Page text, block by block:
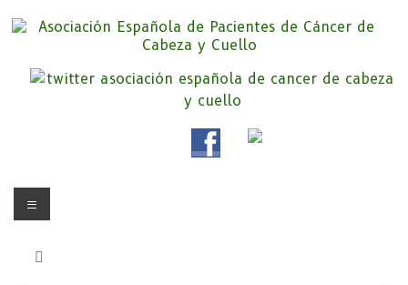
Asociación Española de
Pacientes de Cáncer de Cabeza y
Cuello
Somos la Asociación Española de Pacientes de Cáncer de Cabeza y
cuello «APC», una asociación sin animo de lucro que pretendemos
Menú